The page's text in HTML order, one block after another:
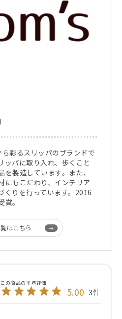
彩るスリッパのブランドで
ッパに取り入れ、歩くこと
製造しています。また、
にもこだわり、インテリア
くりを行っています。2016
。
はこちら
5.00 3